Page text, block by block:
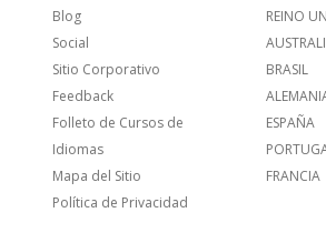
Empleos
Blog
Social
Sitio Corporativo
Feedback
Folleto de Cursos de
Idiomas
Mapa del Sitio
CANADÁ
REINO
BRASIL
ALEMANIA
ESPAÑA
PORTUGAL